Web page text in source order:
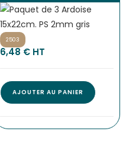
2503
6,48 € HT
AJOUTER AU PANIER